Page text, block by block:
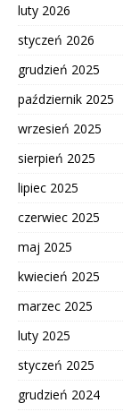
luty 2026
styczeń 2026
grudzień 2025
październik 2025
wrzesień 2025
sierpień 2025
lipiec 2025
czerwiec 2025
maj 2025
kwiecień 2025
marzec 2025
luty 2025
styczeń 2025
grudzień 2024